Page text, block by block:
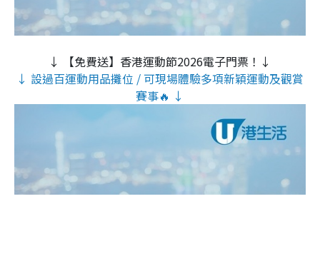
↓ 【免費送】香港運動節2026電子門票！↓
↓ 設過百運動用品攤位 / 可現場體驗多項新穎運動及觀賞
賽事🔥 ↓